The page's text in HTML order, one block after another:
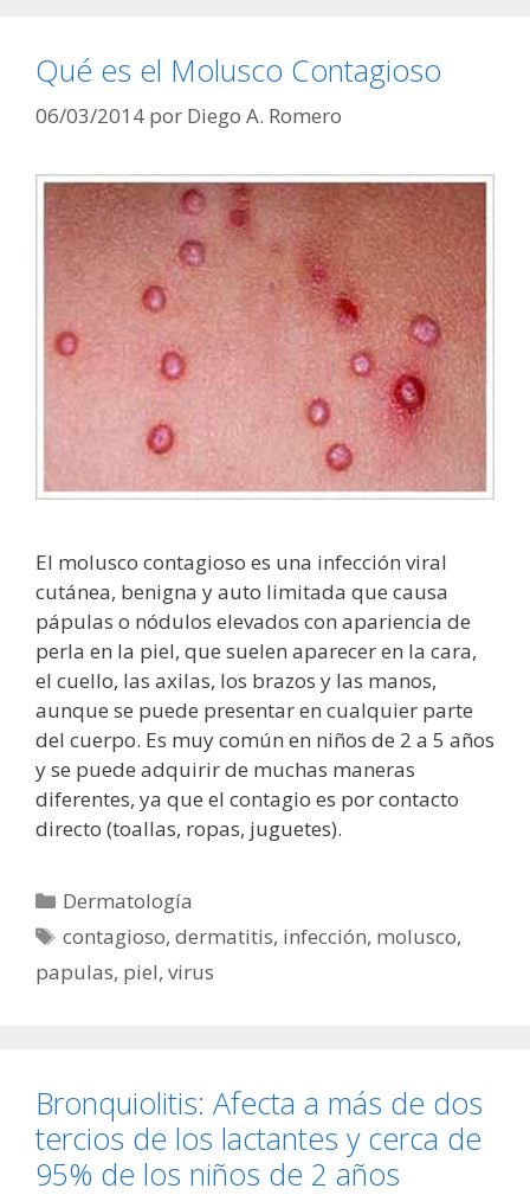
Qué es el Molusco Contagioso
06/03/2014 por Diego A. Romero
El molusco contagioso es una infección viral
cutánea, benigna y auto limitada que causa
pápulas o nódulos elevados con apariencia de
perla en la piel, que suelen aparecer en la cara,
el cuello, las axilas, los brazos y las manos,
aunque se puede presentar en cualquier parte
del cuerpo. Es muy común en niños de 2 a 5 años
y se puede adquirir de muchas maneras
diferentes, ya que el contagio es por contacto
directo (toallas, ropas, juguetes).
Categorías
Dermatología
Etiquetas
contagioso,dermatitis, infección, molusco,
papulas, piel, virus
Bronquiolitis: Afecta a más de dos
tercios de los lactantes y cerca de
95% de los niños de 2 años